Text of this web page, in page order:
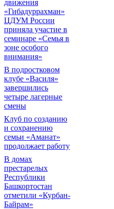
движения
«Гибадуррахман»
ЦДУМ России
приняла участие в
семинаре «Семья в
зоне особого
внимания»
В подростковом
клубе «Василя»
завершились
четыре лагерные
смены
Клуб по созданию
и сохранению
семьи «Аманат»
продолжает работу
В домах
престарелых
Республики
Башкортостан
отметили «Курбан-
Байрам»